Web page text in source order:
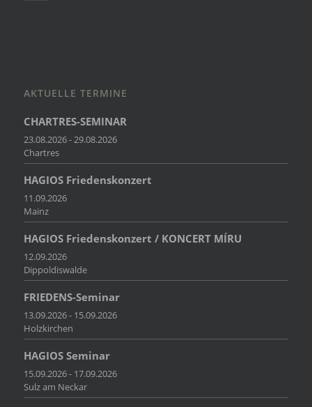
AKTUELLE TERMINE
CHARTRES-SEMINAR
23.08.2026 - 29.08.2026
Chartres
HAGIOS Friedenskonzert
11.09.2026
Mainz
HAGIOS Friedenskonzert / KONCERT MÍRU
12.09.2026
Dippoldiswalde
FRIEDENS-Seminar
13.09.2026 - 15.09.2026
Holzkirchen
HAGIOS Seminar
15.09.2026 - 17.09.2026
Sulz am Neckar